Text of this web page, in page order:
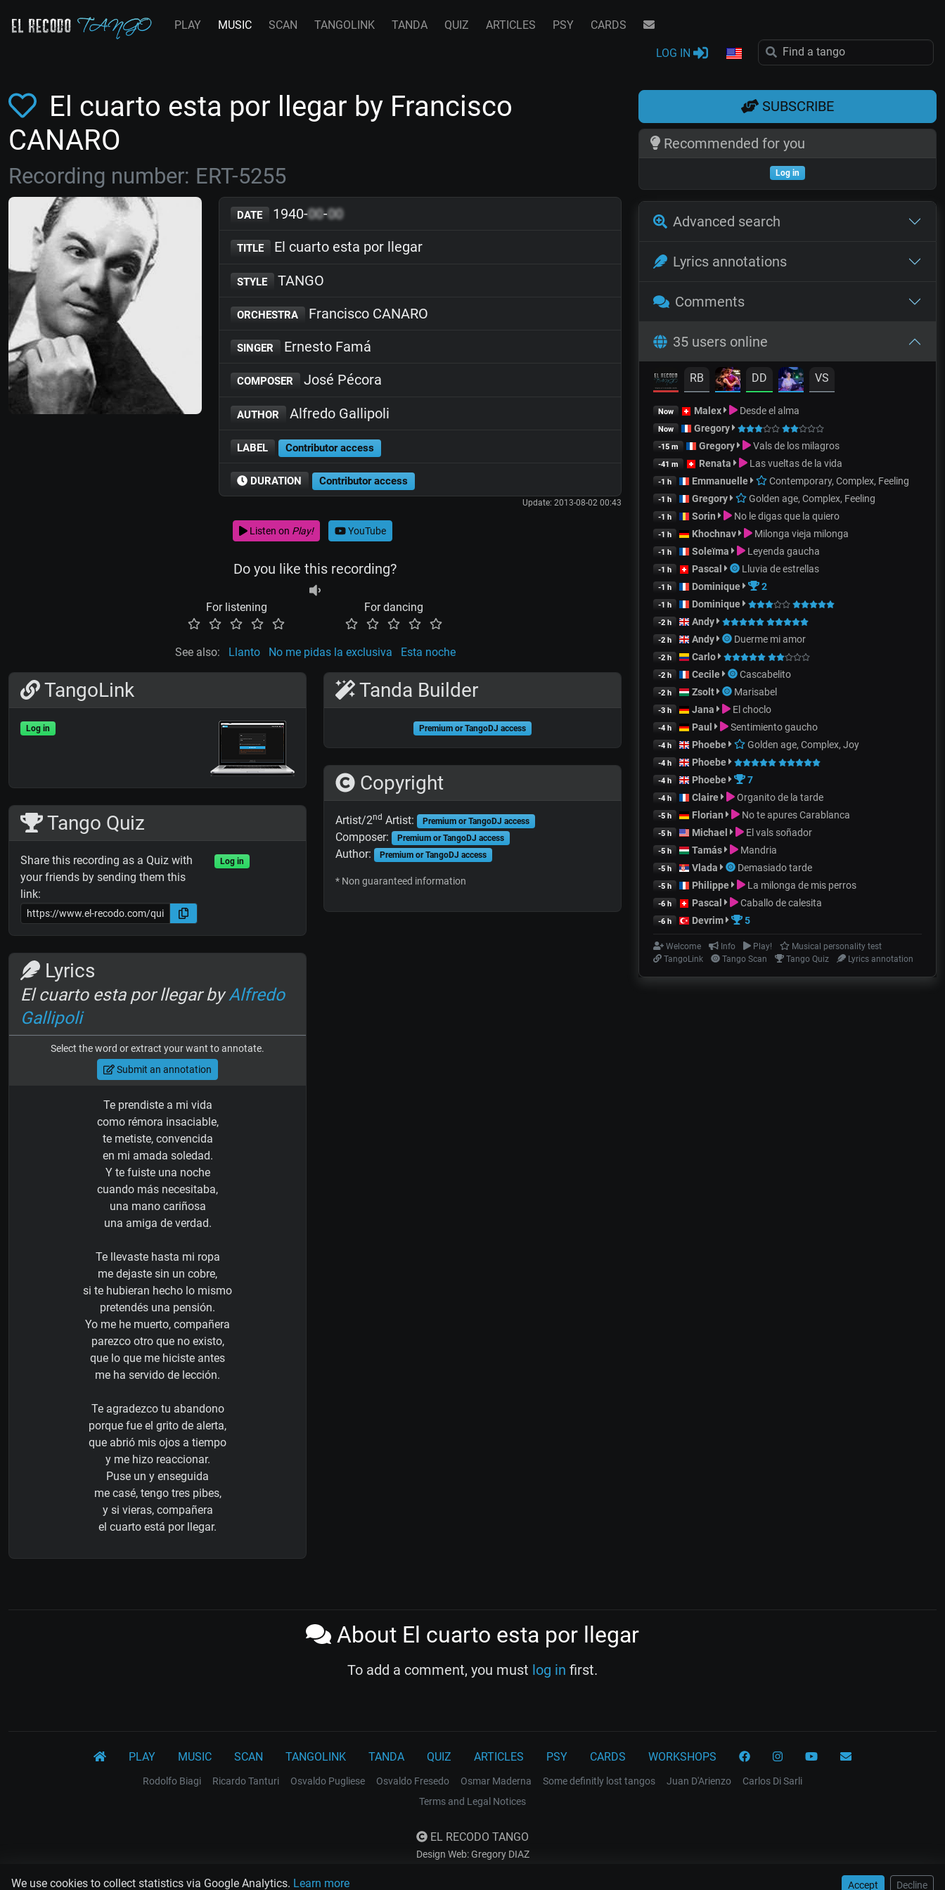
We use cookies to collect statistics via Google Analytics. Learn more Accept Decline
PLAY MUSIC SCAN TANGOLINK TANDA QUIZ ARTICLES PSY CARDS
LOG IN
El cuarto esta por llegar by Francisco
CANARO
Recording number: ERT-5255
DATE 1940-00-00
TITLE El cuarto esta por llegar
STYLE TANGO
ORCHESTRA Francisco CANARO
SINGER Ernesto Famá
COMPOSER José Pécora
AUTHOR Alfredo Gallipoli
LABEL Contributor access
DURATION Contributor access
Update: 2013-08-02 00:43
Listen on Play! YouTube
Do you like this recording?
For listening For dancing
See also: Llanto No me pidas la exclusiva Esta noche
TangoLink
Log in
Tango Quiz
Share this recording as a Quiz with
your friends by sending them this
link:
Log in
Lyrics
El cuarto esta por llegar byAlfredo
Gallipoli
Select the word or extract your want to annotate.
Submit an annotation
Te prendiste a mi vida
como rémora insaciable,
te metiste, convencida
en mi amada soledad.
Y te fuiste una noche
cuando más necesitaba,
una mano cariñosa
una amiga de verdad.
Te llevaste hasta mi ropa
me dejaste sin un cobre,
si te hubieran hecho lo mismo
pretendés una pensión.
Yo me he muerto, compañera
parezco otro que no existo,
que lo que me hiciste antes
me ha servido de lección.
Te agradezco tu abandono
porque fue el grito de alerta,
que abrió mis ojos a tiempo
y me hizo reaccionar.
Puse un y enseguida
me casé, tengo tres pibes,
y si vieras, compañera
el cuarto está por llegar.
Tanda Builder
Premium or TangoDJ access
Copyright
Artist/2nd Artist: Premium or TangoDJ access
Composer: Premium or TangoDJ access
Author: Premium or TangoDJ access
* Non guaranteed information
SUBSCRIBE
Recommended for you
Log in
Advanced search
Lyrics annotations
Comments
35 users online
RB DD VS
Now Malex Desde el alma
Now Gregory
-15 m Gregory Vals de los milagros
-41 m Renata Las vueltas de la vida
-1 h Emmanuelle Contemporary, Complex, Feeling
-1 h Gregory Golden age, Complex, Feeling
-1 h Sorin No le digas que la quiero
-1 h Khochnav Milonga vieja milonga
-1 h Soleïma Leyenda gaucha
-1 h Pascal Lluvia de estrellas
-1 h Dominique 2
-1 h Dominique
-2 h Andy
-2 h Andy Duerme mi amor
-2 h Carlo
-2 h Cecile Cascabelito
-2 h Zsolt Marisabel
-3 h Jana El choclo
-4 h Paul Sentimiento gaucho
-4 h Phoebe Golden age, Complex, Joy
-4 h Phoebe
-4 h Phoebe 7
-4 h Claire Organito de la tarde
-5 h Florian No te apures Carablanca
-5 h Michael El vals soñador
-5 h Tamás Mandria
-5 h Vlada Demasiado tarde
-5 h Philippe La milonga de mis perros
-6 h Pascal Caballo de calesita
-6 h Devrim 5
Welcome Info Play!
Musical personality test
TangoLink
Tango Scan Tango Quiz Lyrics annotation
About El cuarto esta por llegar
To add a comment, you must log in first.
PLAY MUSIC SCAN TANGOLINK TANDA QUIZ ARTICLES PSY CARDS WORKSHOPS
Rodolfo Biagi Ricardo Tanturi Osvaldo Pugliese Osvaldo Fresedo Osmar Maderna Some definitly lost tangos Juan D'Arienzo
Carlos Di Sarli
Terms and Legal Notices
EL RECODO TANGO
Design Web: Gregory DIAZ